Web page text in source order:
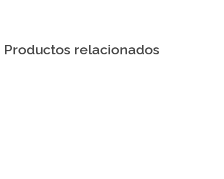
Productos relacionados